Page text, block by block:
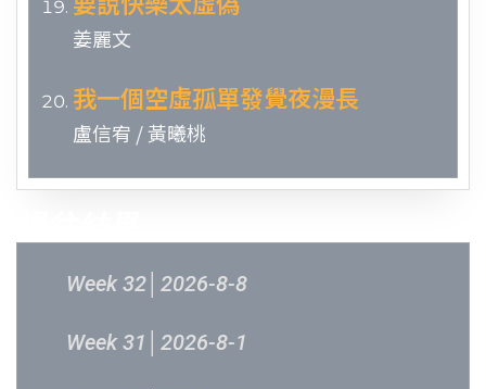
姜麗⽂
我一個空虛孤單發覺夜漫長
盧信宥 / 黃曦桃
Week 32│2026-8-8
Week 31│2026-8-1